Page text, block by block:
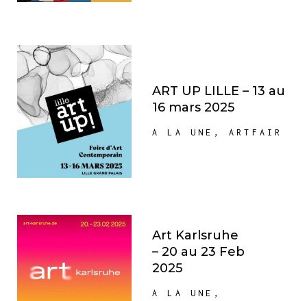
ART UP LILLE – 13 au
16 mars 2025
A LA UNE ,ARTFAIR
Art Karlsruhe
– 20 au 23 Feb
2025
A LA UNE ,